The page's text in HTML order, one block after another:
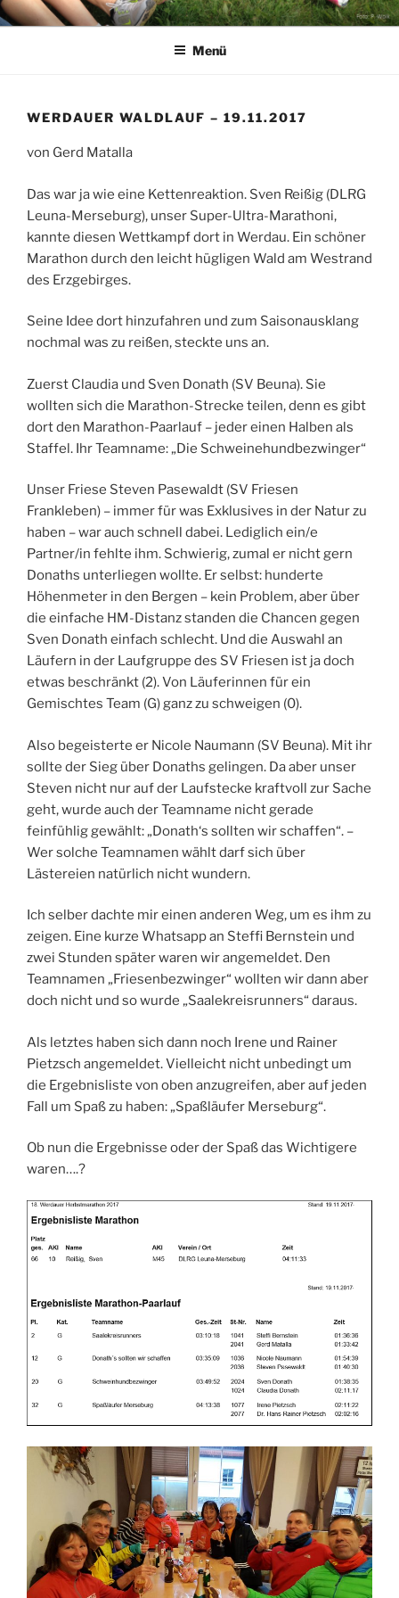
Zum
InhaltLAUFEN
Menü
WERDAUER WALDLAUF – 19.11.2017
von Gerd Matalla
Das war ja wie eine Kettenreaktion. Sven Reißig (DLRG
Leuna-Merseburg), unser Super-Ultra-Marathoni,
kannte diesen Wettkampf dort in Werdau. Ein schöner
Marathon durch den leicht hügligen Wald am Westrand
des Erzgebirges.
Seine Idee dort hinzufahren und zum Saisonausklang
nochmal was zu reißen, steckte uns an.
Zuerst Claudia und Sven Donath (SV Beuna). Sie
wollten sich die Marathon-Strecke teilen, denn es gibt
dort den Marathon-Paarlauf – jeder einen Halben als
Staffel. Ihr Teamname: „Die Schweinehundbezwinger“
Unser Friese Steven Pasewaldt (SV Friesen
Frankleben) – immer für was Exklusives in der Natur zu
haben – war auch schnell dabei. Lediglich ein/e
Partner/in fehlte ihm. Schwierig, zumal er nicht gern
Donaths unterliegen wollte. Er selbst: hunderte
Höhenmeter in den Bergen – kein Problem, aber über
die einfache HM-Distanz standen die Chancen gegen
Sven Donath einfach schlecht. Und die Auswahl an
Läufern in der Laufgruppe des SV Friesen ist ja doch
etwas beschränkt (2). Von Läuferinnen für ein
Gemischtes Team (G) ganz zu schweigen (0).
Also begeisterte er Nicole Naumann (SV Beuna). Mit ihr
sollte der Sieg über Donaths gelingen. Da aber unser
Steven nicht nur auf der Laufstecke kraftvoll zur Sache
geht, wurde auch der Teamname nicht gerade
feinfühlig gewählt: „Donath‘s sollten wir schaffen“. –
Wer solche Teamnamen wählt darf sich über
Lästereien natürlich nicht wundern.
Ich selber dachte mir einen anderen Weg, um es ihm zu
zeigen. Eine kurze Whatsapp an Steffi Bernstein und
zwei Stunden später waren wir angemeldet. Den
Teamnamen „Friesenbezwinger“ wollten wir dann aber
doch nicht und so wurde „Saalekreisrunners“ daraus.
Als letztes haben sich dann noch Irene und Rainer
Pietzsch angemeldet. Vielleicht nicht unbedingt um
die Ergebnisliste von oben anzugreifen, aber auf jeden
Fall um Spaß zu haben: „Spaßläufer Merseburg“.
Ob nun die Ergebnisse oder der Spaß das Wichtigere
waren….?